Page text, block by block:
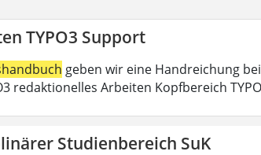
TYPO3 Support
geben wir eine Handreichung
redaktionelles Arbeiten Kopfbereich
Studienbereich SuK